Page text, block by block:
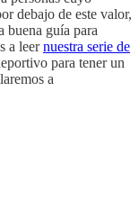
debajo de este valor,
buena guía para
a leernuestra serie de
para tener un
a